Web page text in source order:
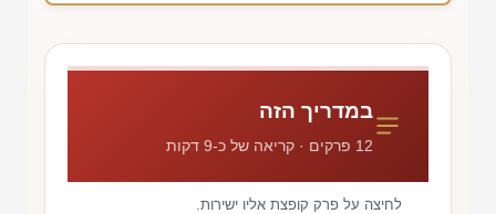
במדריך הזה
12 פרקים · קריאה של כ-9 דקות
לחיצה על פרק קופצת אליו ישירות.